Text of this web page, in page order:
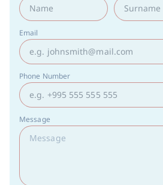
Email
Phone Number
Message